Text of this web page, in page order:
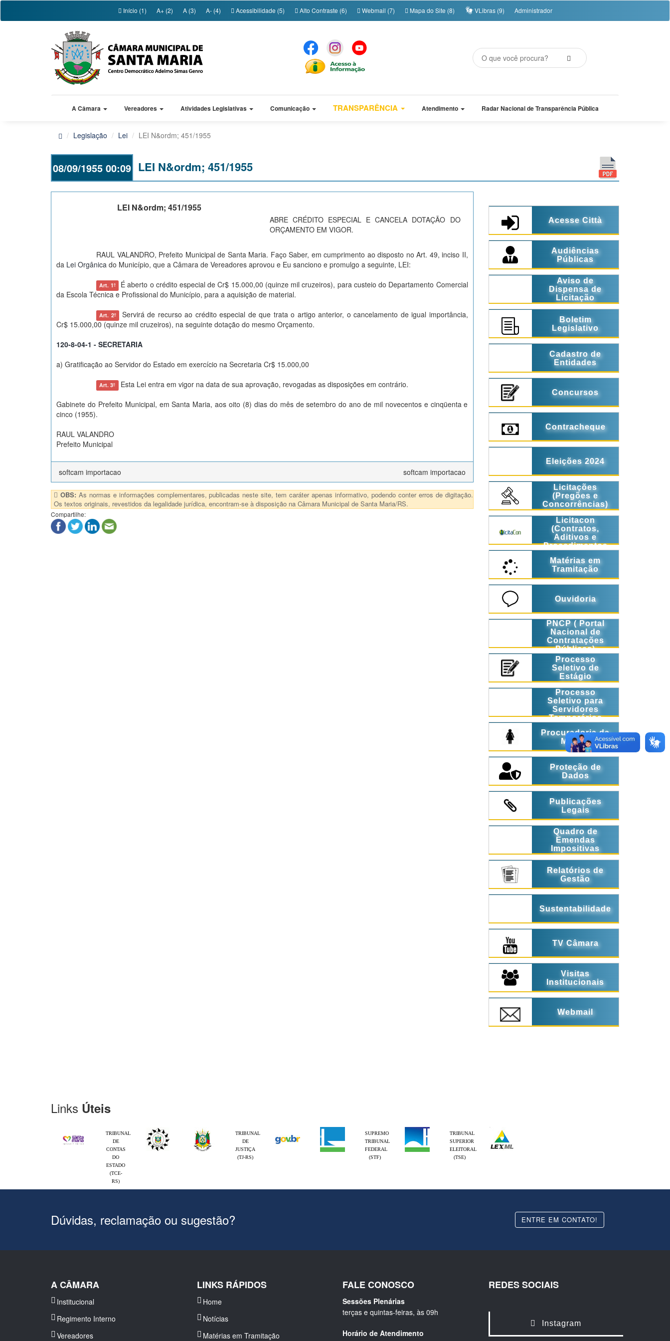
Início (1) A+ (2) A (3) A- (4) Acessibilidade (5) Alto Contraste (6) Webmail (7) Mapa do Site (8) VLibras (9) Administrador
A Câmara Vereadores Atividades Legislativas Comunicação TRANSPARÊNCIA Atendimento Radar Nacional de Transparência Pública
Legislação Lei LEI N&ordm; 451/1955
08/09/1955 00:09 LEI N&ordm; 451/1955
LEI N&ordm; 451/1955
ABRE CRÉDITO ESPECIAL E CANCELA DOTAÇÃO DO
ORÇAMENTO EM VIGOR.
RAUL VALANDRO, Prefeito Municipal de Santa Maria. Faço Saber, em cumprimento ao disposto no Art. 49, inciso II,
da Lei Orgânica do Município, que a Câmara de Vereadores aprovou e Eu sanciono e promulgo a seguinte, LEI:
Art. 1º É aberto o crédito especial de Cr$ 15.000,00 (quinze mil cruzeiros), para custeio do Departamento Comercial
da Escola Técnica e Profissional do Município, para a aquisição de material.
Art. 2º
Servirá de recurso ao crédito especial de que trata o artigo anterior, o cancelamento de igual importância,
Cr$ 15.000,00 (quinze mil cruzeiros), na seguinte dotação do mesmo Orçamento.
120-8-04-1 - SECRETARIA
a) Gratificação ao Servidor do Estado em exercício na Secretaria Cr$ 15.000,00
Art. 3º Esta Lei entra em vigor na data de sua aprovação, revogadas as disposições em contrário.
Gabinete do Prefeito Municipal, em Santa Maria, aos oito (8) dias do mês de setembro do ano de mil novecentos e cinqüenta e
cinco (1955).
RAUL VALANDRO
Prefeito Municipal
softcam importacao softcam importacao
OBS: As normas e informações complementares, publicadas neste site, tem caráter apenas informativo, podendo conter erros de digitação.
Os textos originais, revestidos da legalidade jurídica, encontram-se à disposição na Câmara Municipal de Santa Maria/RS.
Compartilhe:
Acesse Città
Audiências
Públicas
Aviso de
Dispensa de
Licitação
Boletim
Legislativo
Cadastro de
Entidades
Concursos
Contracheque
Eleições 2024
Licitações
(Pregões e
Concorrências)
Licitacon
(Contratos,
Aditivos e
Procedimentos
Matérias em
Tramitação
Ouvidoria
PNCP ( Portal
Nacional de
Contratações
Públicas)
Processo
Seletivo de
Estágio
Processo
Seletivo para
Servidores
Temporários
Procuradoria da
Mulher
Proteção de
Dados
Publicações
Legais
Quadro de
Emendas
Impositivas
Relatórios de
Gestão
Sustentabilidade
TV Câmara
Visitas
Institucionais
Webmail
Links Úteis
TRIBUNAL
DE
CONTAS
DO
ESTADO
(TCE-
RS)
TRIBUNAL
DE
JUSTIÇA
(TJ-RS)
SUPREMO
TRIBUNAL
FEDERAL
(STF)
TRIBUNAL
SUPERIOR
ELEITORAL
(TSE)
Dúvidas, reclamação ou sugestão? ENTRE EM CONTATO!
A CÂMARA
Institucional
Regimento Interno
Vereadores
LINKS RÁPIDOS
Home
Notícias
Matérias em Tramitação
FALE CONOSCO
Sessões Plenárias
terças e quintas-feiras, às 09h
Horário de Atendimento
REDES SOCIAIS
Instagram